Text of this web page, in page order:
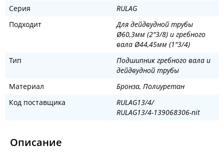
Серия
RULAG
Подходит
Для дейдвудной трубы
Ø60,3мм (2"3/8) и гребного
вала Ø44,45мм (1"3/4)
Тип
Подшипник гребного вала и
дейдвудной трубы
Материал
Бронза, Полиуретан
Код поставщика
RULAG13/4/
RULAG13/4-139068306-nit
Описание